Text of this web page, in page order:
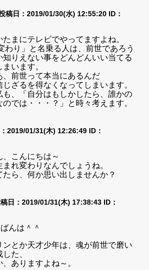
稿日：2019/01/30(水) 12:55:20 ID：
まにテレビでやってますよね。
わり」と名乗る人は、前世であろう
知りえない事をどんどんいい当てる
います。
、前世って本当にあるんだ
ざるを得なくなってしまいます。
も、「自分はもしかしたら、誰かの
では・・・？」と時々考えます。
2019/01/31(木) 12:26:49 ID：
こんにちは～
れ変わりなんでしょうね。
たら、何か思い出しませんか？
日：2019/01/31(木) 17:38:43 ID：
んは＾＾
ンとか天才少年は、魂が前世で磨い
た、
ありますよね～。